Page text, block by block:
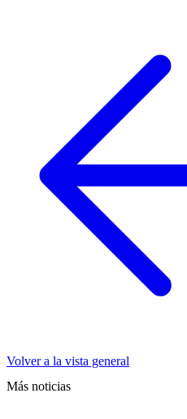
Volver a la vista general
Más noticias